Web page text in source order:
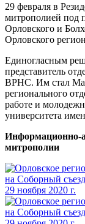
29 февраля в
митрополией под
Орловского и
Орловского
Единогласным
представитель
ВРНС. Им стал
регионального
работе и
университета
Информационно-
митрополии